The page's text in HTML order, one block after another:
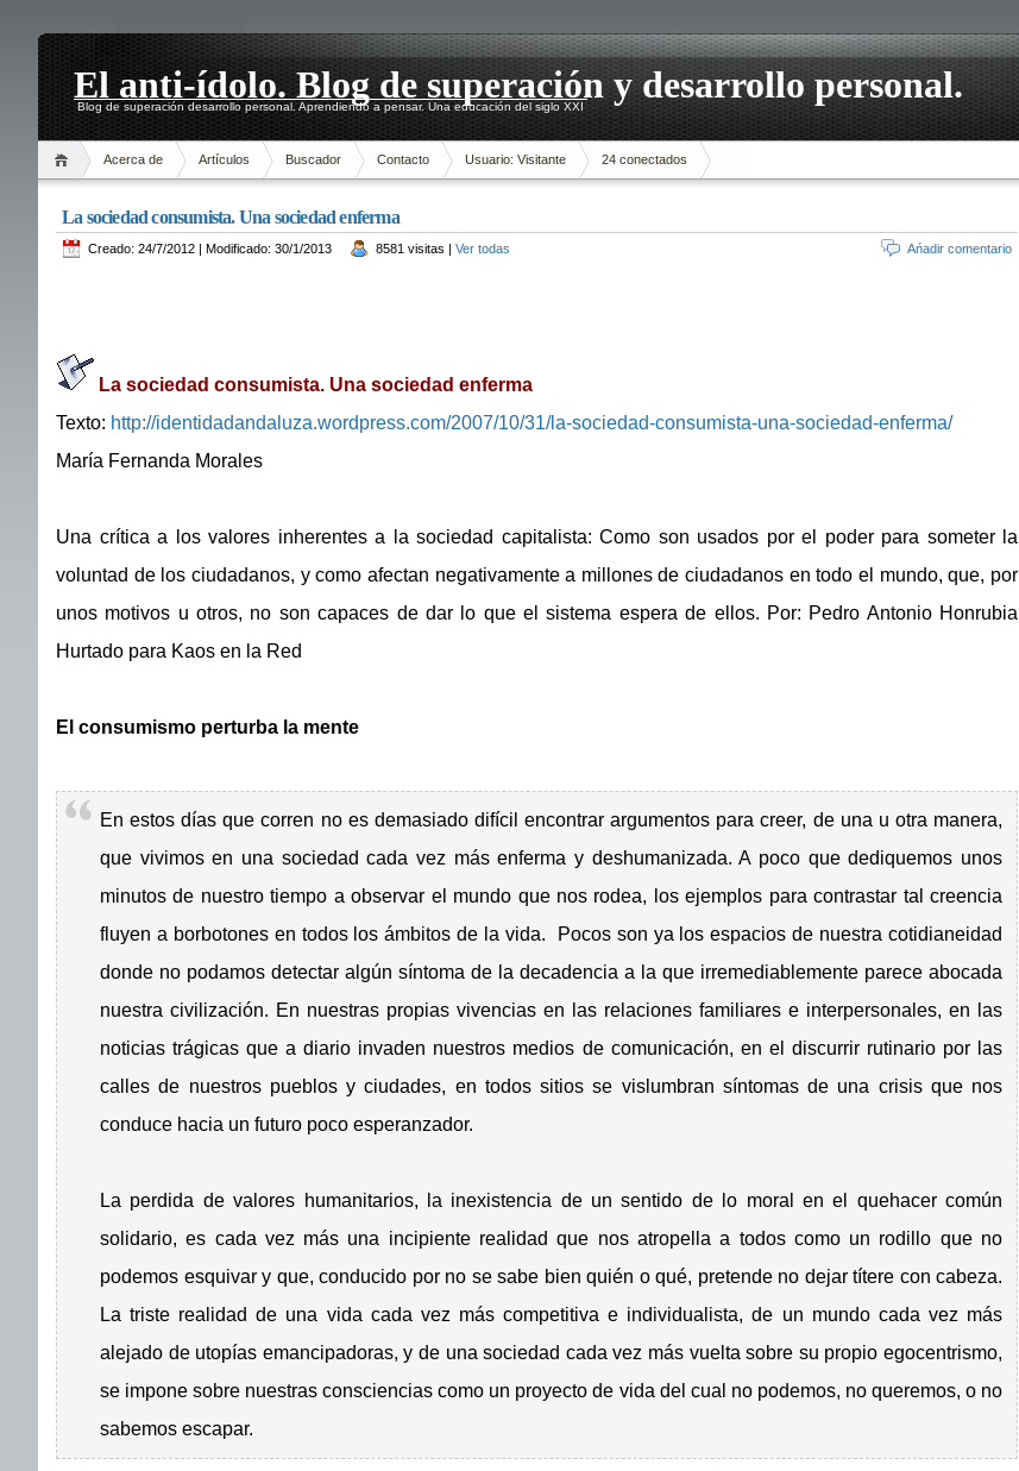
El anti-ídolo. Blog de superación y desarrollo personal.
Blog de superación desarrollo personal. Aprendiendo a pensar. Una educación del siglo XXI
Acerca de Artículos Buscador Contacto Usuario: Visitante 24 conectados
La sociedad consumista. Una sociedad enferma
Creado: 24/7/2012 | Modificado: 30/1/2013 8581 visitas | Ver todas Ańadir comentario
La sociedad consumista. Una sociedad enferma
Texto: http://identidadandaluza.wordpress.com/2007/10/31/la-sociedad-consumista-una-sociedad-enferma/
María Fernanda Morales
Una crítica a los valores inherentes a la sociedad capitalista: Como son usados por el poder para someter la
voluntad de los ciudadanos, y como afectan negativamente a millones de ciudadanos en todo el mundo, que, por
unos motivos u otros, no son capaces de dar lo que el sistema espera de ellos. Por: Pedro Antonio Honrubia
Hurtado para Kaos en la Red
El consumismo perturba la mente
En estos días que corren no es demasiado difícil encontrar argumentos para creer, de una u otra manera,
que vivimos en una sociedad cada vez más enferma y deshumanizada. A poco que dediquemos unos
minutos de nuestro tiempo a observar el mundo que nos rodea, los ejemplos para contrastar tal creencia
fluyen a borbotones en todos los ámbitos de la vida. Pocos son ya los espacios de nuestra cotidianeidad
donde no podamos detectar algún síntoma de la decadencia a la que irremediablemente parece abocada
nuestra civilización. En nuestras propias vivencias en las relaciones familiares e interpersonales, en las
noticias trágicas que a diario invaden nuestros medios de comunicación, en el discurrir rutinario por las
calles de nuestros pueblos y ciudades, en todos sitios se vislumbran síntomas de una crisis que nos
conduce hacia un futuro poco esperanzador.
La perdida de valores humanitarios, la inexistencia de un sentido de lo moral en el quehacer común
solidario, es cada vez más una incipiente realidad que nos atropella a todos como un rodillo que no
podemos esquivar y que, conducido por no se sabe bien quién o qué, pretende no dejar títere con cabeza.
La triste realidad de una vida cada vez más competitiva e individualista, de un mundo cada vez más
alejado de utopías emancipadoras, y de una sociedad cada vez más vuelta sobre su propio egocentrismo,
se impone sobre nuestras consciencias como un proyecto de vida del cual no podemos, no queremos, o no
sabemos escapar.